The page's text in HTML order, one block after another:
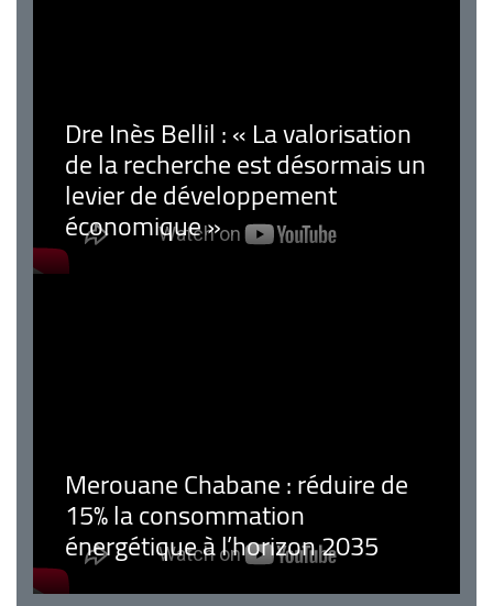
Dre Inès Bellil : « La valorisation
de la recherche est désormais un
levier de développement
économique »
Merouane Chabane : réduire de
15% la consommation
énergétique à l’horizon 2035